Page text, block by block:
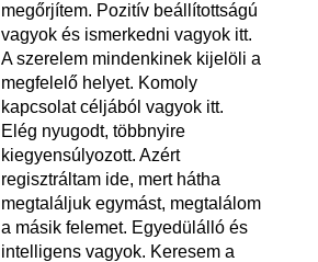
megőrjítem. Pozitív beállítottságú
vagyok és ismerkedni vagyok itt.
A szerelem mindenkinek kijelöli a
megfelelő helyet. Komoly
kapcsolat céljából vagyok itt.
Elég nyugodt, többnyire
kiegyensúlyozott. Azért
regisztráltam ide, mert hátha
megtaláljuk egymást, megtalálom
a másik felemet. Egyedülálló és
intelligens vagyok. Keresem a